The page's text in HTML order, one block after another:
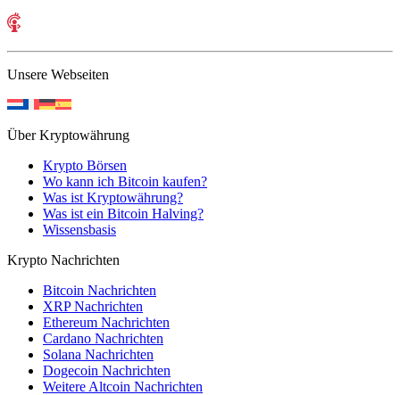
Unsere Webseiten
Über Kryptowährung
Krypto Börsen
Wo kann ich Bitcoin kaufen?
Was ist Kryptowährung?
Was ist ein Bitcoin Halving?
Wissensbasis
Krypto Nachrichten
Bitcoin Nachrichten
XRP Nachrichten
Ethereum Nachrichten
Cardano Nachrichten
Solana Nachrichten
Dogecoin Nachrichten
Weitere Altcoin Nachrichten